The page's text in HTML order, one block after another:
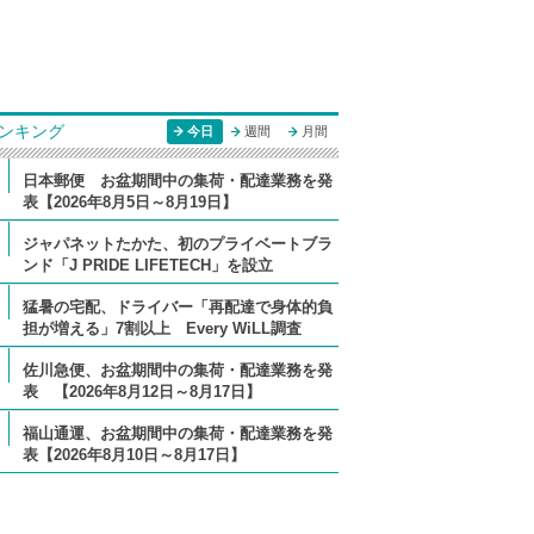
キング 今日 週間 月間
日本郵便 お盆期間中の集荷・配達業務を発
表【2026年8月5日～8月19日】
ジャパネットたかた、初のプライベートブラ
ンド「J PRIDE LIFETECH」を設立
猛暑の宅配、ドライバー「再配達で身体的負
担が増える」7割以上 Every WiLL調査
佐川急便、お盆期間中の集荷・配達業務を発
表 【2026年8月12日～8月17日】
福山通運、お盆期間中の集荷・配達業務を発
表【2026年8月10日～8月17日】